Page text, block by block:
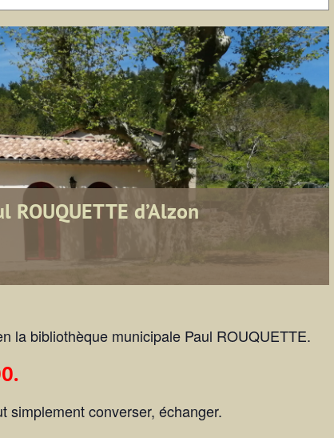
d’Alzon
la bibliothèque municipale Paul ROUQUETTE.
simplement converser, échanger.